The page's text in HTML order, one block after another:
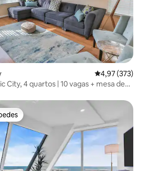
4,97 de uma
4,97 (373)
City, 4 quartos | 10 vagas + mesa de